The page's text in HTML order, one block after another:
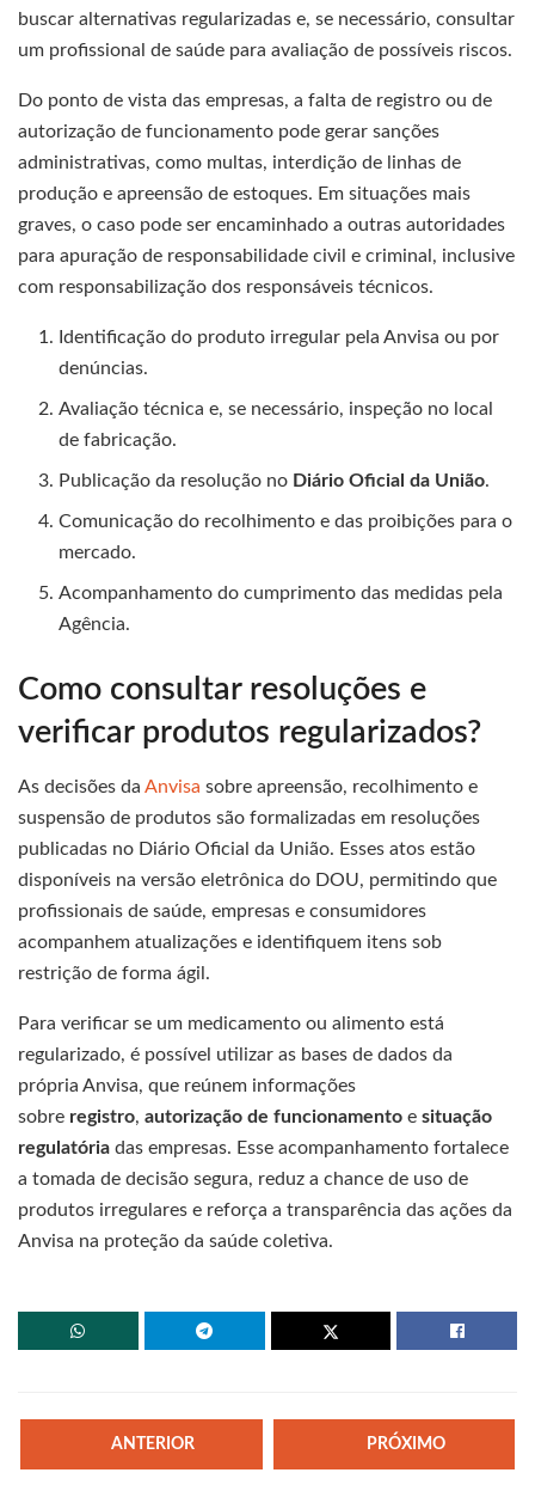
buscar alternativas regularizadas e, se necessário, consultar
um profissional de saúde para avaliação de possíveis riscos.
Do ponto de vista das empresas, a falta de registro ou de
autorização de funcionamento pode gerar sanções
administrativas, como multas, interdição de linhas de
produção e apreensão de estoques. Em situações mais
graves, o caso pode ser encaminhado a outras autoridades
para apuração de responsabilidade civil e criminal, inclusive
com responsabilização dos responsáveis técnicos.
Identificação do produto irregular pela Anvisa ou por
denúncias.
Avaliação técnica e, se necessário, inspeção no local
de fabricação.
Publicação da resolução no Diário Oficial da União.
Comunicação do recolhimento e das proibições para o
mercado.
Acompanhamento do cumprimento das medidas pela
Agência.
Como consultar resoluções e
verificar produtos regularizados?
As decisões da Anvisa sobre apreensão, recolhimento e
suspensão de produtos são formalizadas em resoluções
publicadas no Diário Oficial da União. Esses atos estão
disponíveis na versão eletrônica do DOU, permitindo que
profissionais de saúde, empresas e consumidores
acompanhem atualizações e identifiquem itens sob
restrição de forma ágil.
Para verificar se um medicamento ou alimento está
regularizado, é possível utilizar as bases de dados da
própria Anvisa, que reúnem informações
sobre registro, autorização de funcionamento e situação
regulatória das empresas. Esse acompanhamento fortalece
a tomada de decisão segura, reduz a chance de uso de
produtos irregulares e reforça a transparência das ações da
Anvisa na proteção da saúde coletiva.
ANTERIOR PRÓXIMO